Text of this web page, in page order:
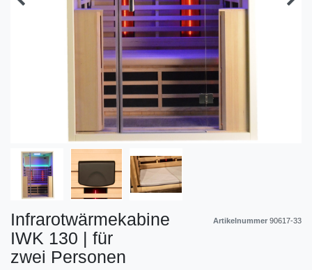
Infrarotwärmekabine
IWK 130 | für
zwei Personen
Artikelnummer 90617-33